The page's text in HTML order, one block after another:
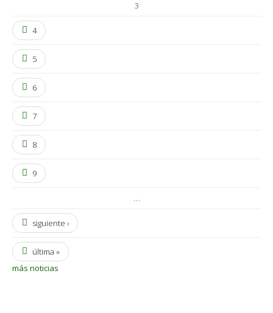
3
4
5
6
7
8
9
…
siguiente ›
última »
más noticias